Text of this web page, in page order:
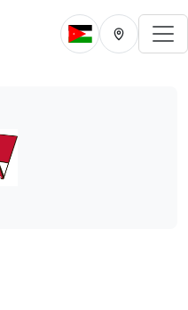
Change current
Change